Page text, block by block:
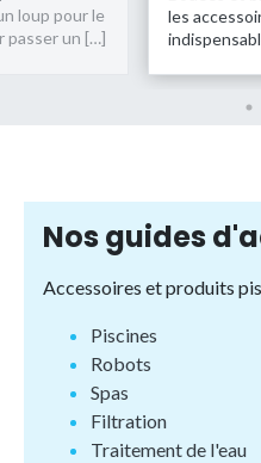
les accessoires
indispensables pour […]
Nos guides
Accessoires et produits
Piscines
Robots
Spas
Filtration
Traitement de l'eau